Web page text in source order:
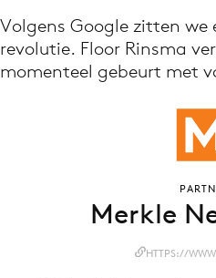
9 sept: GenAI-training
Volgens Google zitten we
revolutie. Floor Rinsma
momenteel gebeurt met
Merkle
HTTPS://